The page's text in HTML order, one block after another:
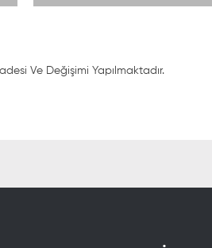
Ve Değişimi Yapılmaktadır.